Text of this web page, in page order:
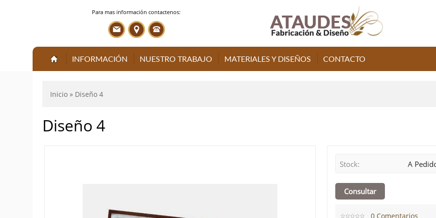
Para mas información contactenos:
INFORMACIÓN NUESTRO TRABAJO MATERIALES Y DISEÑOS CONTACTO
Inicio » Diseño 4
Diseño 4
Stock: A
0 Comentarios